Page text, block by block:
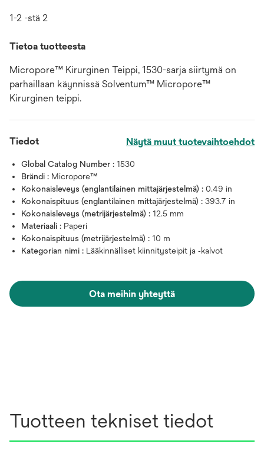
1-2 -stä 2
Tietoa tuotteesta
Micropore™ Kirurginen Teippi, 1530-sarja siirtymä on
parhaillaan käynnissä Solventum™ Micropore™
Kirurginen teippi.
Tiedot Näytä muut tuotevaihtoehdot
Global Catalog Number : 1530
Brändi : Micropore™
Kokonaisleveys (englantilainen mittajärjestelmä) : 0.49 in
Kokonaispituus (englantilainen mittajärjestelmä) : 393.7 in
Kokonaisleveys (metrijärjestelmä) : 12.5 mm
Materiaali : Paperi
Kokonaispituus (metrijärjestelmä) : 10 m
Kategorian nimi : Lääkinnälliset kiinnitysteipit ja ‑kalvot
Ota meihin yhteyttä
Tuotteen tekniset tiedot